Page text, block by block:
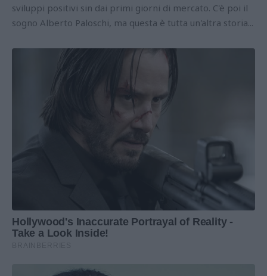
sviluppi positivi sin dai primi giorni di mercato. C'è poi il
sogno Alberto Paloschi, ma questa è tutta un'altra storia...